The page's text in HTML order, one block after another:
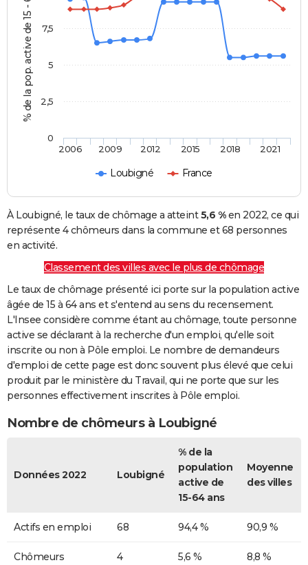
% de la pop. active de 15 - 64 ans
Loubigné France
2006 2009 2012 2015 2018 2021
0
2,5
5
7,5
À Loubigné, le taux de chômage a atteint5,6 %en 2022, ce qui
représente 4 chômeurs dans la commune et 68 personnes
en activité.
Classement des villes avec le plus de chômage
Le taux de chômage présenté ici porte sur la population active
âgée de 15 à 64 ans et s'entend au sens du recensement.
L'Insee considère comme étant au chômage, toute personne
active se déclarant à la recherche d'un emploi, qu'elle soit
inscrite ou non à Pôle emploi. Le nombre de demandeurs
d'emploi de cette page est donc souvent plus élevé que celui
produit par le ministère du Travail, qui ne porte que sur les
personnes effectivement inscrites à Pôle emploi.
Nombre de chômeurs à Loubigné
Données 2022 Loubigné
% de la
population
active de
15-64 ans
Moyenne
des villes
Actifs en emploi 68 94,4 % 90,9 %
Chômeurs 4 5,6 % 8,8 %